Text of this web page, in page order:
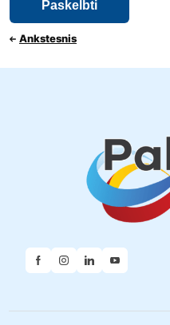
Ankstesnis